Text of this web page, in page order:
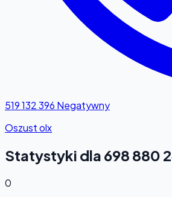
519 132 396 Negatywny
Oszust olx
Statystyki dla 698 880
0